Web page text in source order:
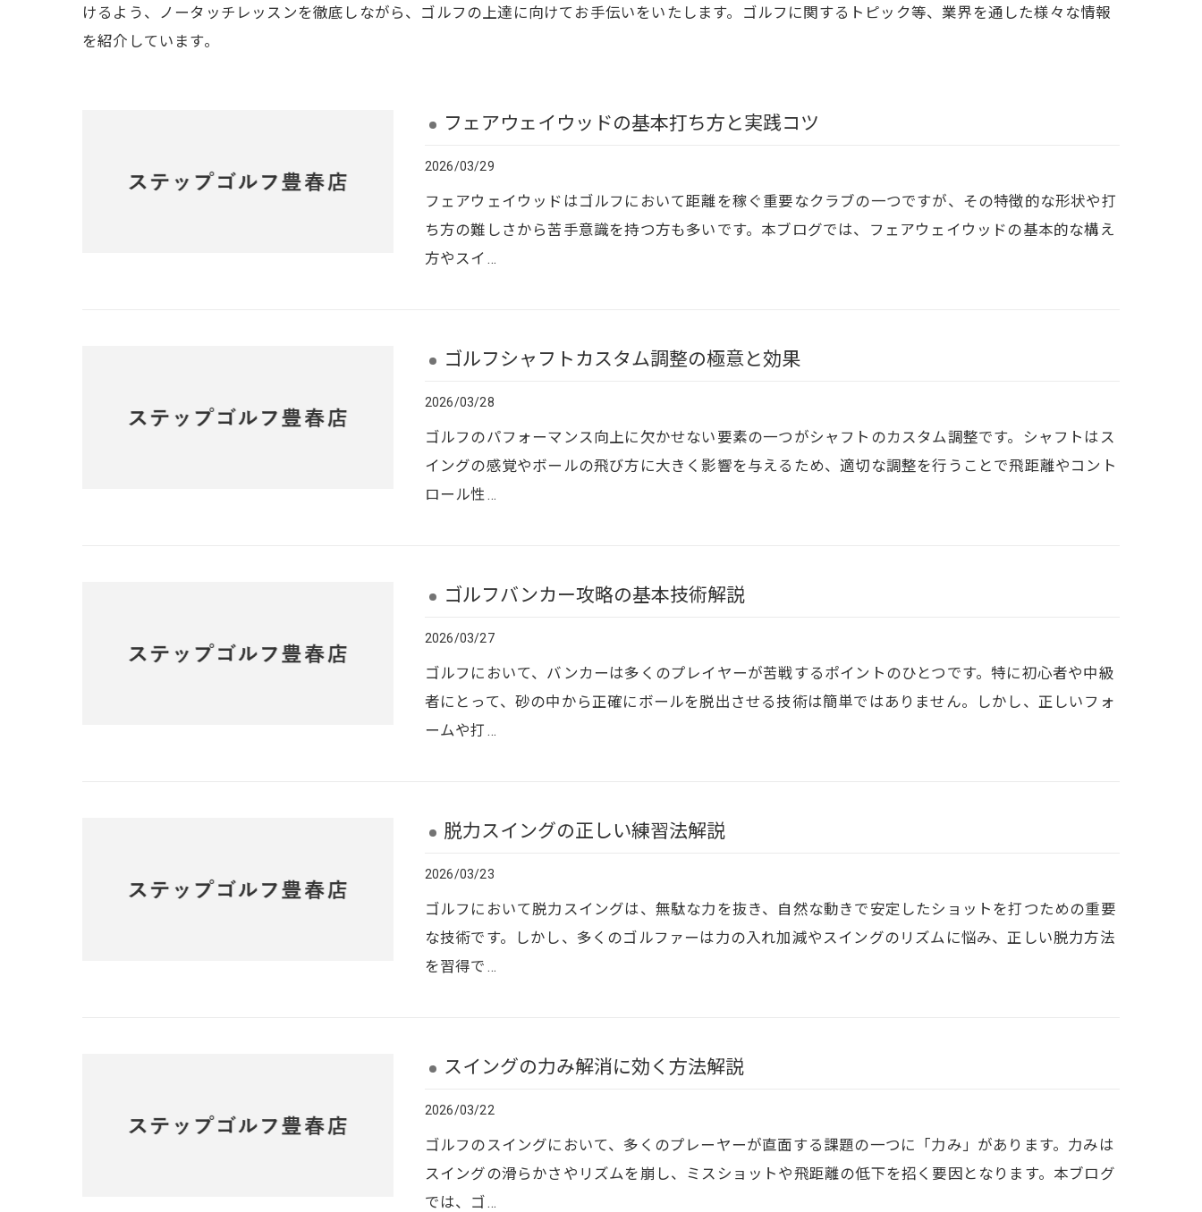
けるよう、ノータッチレッスンを徹底しながら、ゴルフの上達に向けてお手伝いをいたします。ゴルフに関するトピック等、業界を通した様々な情報
を紹介しています。
フェアウェイウッドの基本打ち方と実践コツ
2026/03/29
フェアウェイウッドはゴルフにおいて距離を稼ぐ重要なクラブの一つですが、その特徴的な形状や打
ち方の難しさから苦手意識を持つ方も多いです。本ブログでは、フェアウェイウッドの基本的な構え
方やスイ…
ゴルフシャフトカスタム調整の極意と効果
2026/03/28
ゴルフのパフォーマンス向上に欠かせない要素の一つがシャフトのカスタム調整です。シャフトはス
イングの感覚やボールの飛び方に大きく影響を与えるため、適切な調整を行うことで飛距離やコント
ロール性…
ゴルフバンカー攻略の基本技術解説
2026/03/27
ゴルフにおいて、バンカーは多くのプレイヤーが苦戦するポイントのひとつです。特に初心者や中級
者にとって、砂の中から正確にボールを脱出させる技術は簡単ではありません。しかし、正しいフォ
ームや打…
脱力スイングの正しい練習法解説
2026/03/23
ゴルフにおいて脱力スイングは、無駄な力を抜き、自然な動きで安定したショットを打つための重要
な技術です。しかし、多くのゴルファーは力の入れ加減やスイングのリズムに悩み、正しい脱力方法
を習得で…
スイングの力み解消に効く方法解説
2026/03/22
ゴルフのスイングにおいて、多くのプレーヤーが直面する課題の一つに「力み」があります。力みは
スイングの滑らかさやリズムを崩し、ミスショットや飛距離の低下を招く要因となります。本ブログ
では、ゴ…